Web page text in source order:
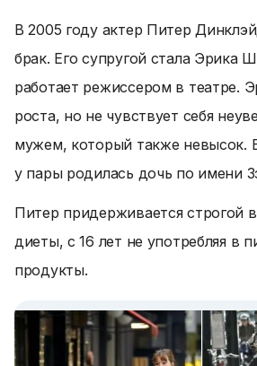
В 2005 году актер Питер
брак. Его супругой стала Эрика
работает режиссером в театре.
роста, но не чувствует себя
мужем, который также невысок.
у пары родилась дочь по имени
Питер придерживается строгой
диеты, с 16 лет не употребляя в
продукты.